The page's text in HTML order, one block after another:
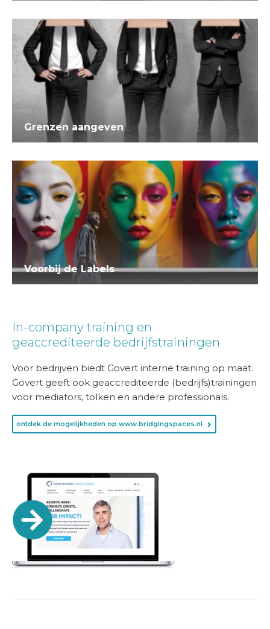
Grenzen aangeven
Voorbij de Labels
In-company training en
geaccrediteerde bedrijfstrainingen
Voor bedrijven biedt Govert interne training op maat.
Govert geeft ook geaccrediteerde (bedrijfs)trainingen
voor mediators, tolken en andere professionals.
ontdek de mogelijkheden op www.bridgingspaces.nl